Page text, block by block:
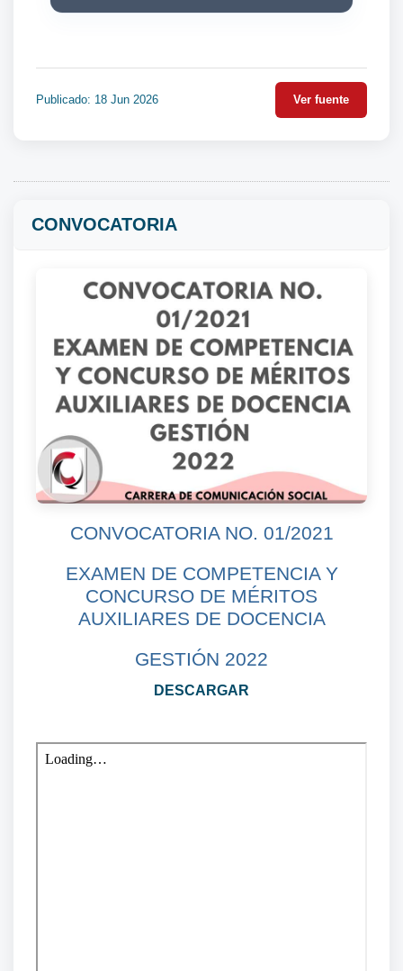
Publicado: 18 Jun 2026 Ver fuente
CONVOCATORIA
CONVOCATORIA NO. 01/2021
EXAMEN DE COMPETENCIA Y
CONCURSO DE MÉRITOS
AUXILIARES DE DOCENCIA
GESTIÓN 2022
DESCARGAR